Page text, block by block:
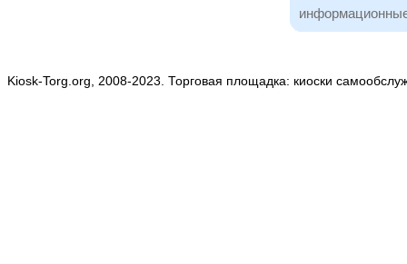
Kiosk-Torg.org, 2008-2023. Торговая площадка: киоски